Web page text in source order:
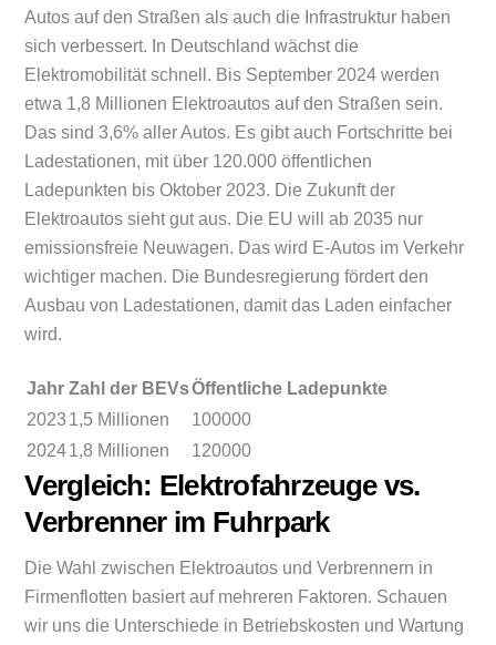
Autos auf den Straßen als auch die Infrastruktur haben
sich verbessert. In Deutschland wächst die
Elektromobilität schnell. Bis September 2024 werden
etwa 1,8 Millionen Elektroautos auf den Straßen sein.
Das sind 3,6% aller Autos. Es gibt auch Fortschritte bei
Ladestationen, mit über 120.000 öffentlichen
Ladepunkten bis Oktober 2023. Die Zukunft der
Elektroautos sieht gut aus. Die EU will ab 2035 nur
emissionsfreie Neuwagen. Das wird E-Autos im Verkehr
wichtiger machen. Die Bundesregierung fördert den
Ausbau von Ladestationen, damit das Laden einfacher
wird.
Jahr Zahl der BEVsÖffentliche Ladepunkte
2023 1,5 Millionen
100000
20241,8 Millionen 120000
Vergleich: Elektrofahrzeuge vs.
Verbrenner im Fuhrpark
Die Wahl zwischen Elektroautos und Verbrennern in
Firmenflotten basiert auf mehreren Faktoren. Schauen
wir uns die Unterschiede in Betriebskosten und Wartung